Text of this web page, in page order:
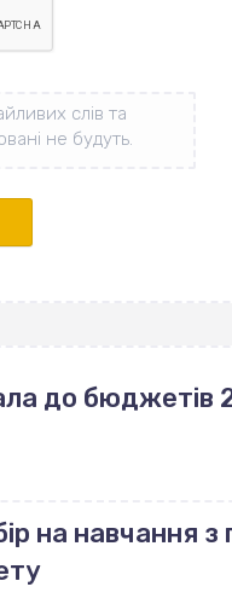
до бюджетів
на навчання з